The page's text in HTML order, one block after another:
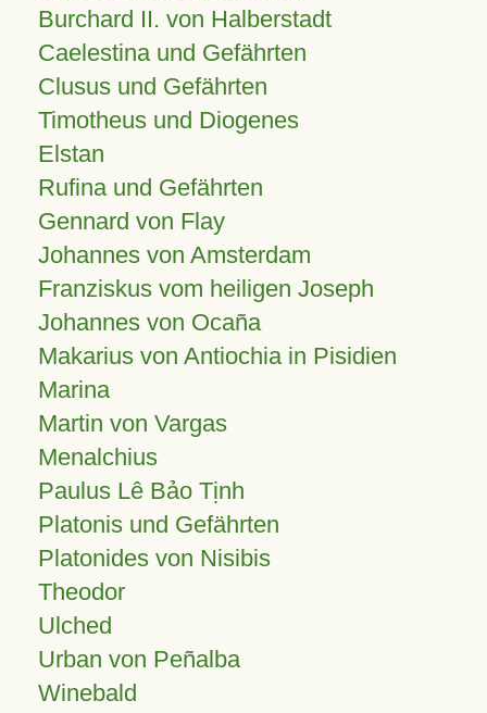
Burchard II. von Halberstadt
Caelestina und Gefährten
Clusus und Gefährten
Timotheus und Diogenes
Elstan
Rufina und Gefährten
Gennard von Flay
Johannes von Amsterdam
Franziskus vom heiligen Joseph
Johannes von Ocaña
Makarius von Antiochia in Pisidien
Marina
Martin von Vargas
Menalchius
Paulus Lê Bảo Tịnh
Platonis und Gefährten
Platonides von Nisibis
Theodor
Ulched
Urban von Peñalba
Winebald